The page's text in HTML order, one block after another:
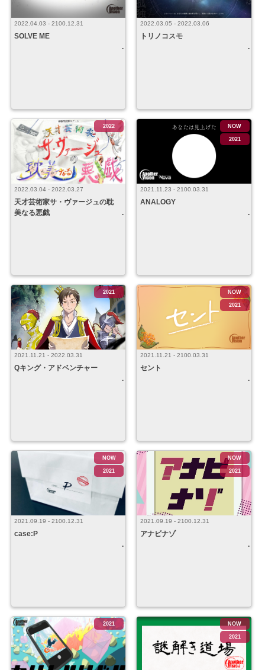
2022.04.03 - 2100.12.31
SOLVE ME
2022.03.05 - 2022.03.06
トリノコスモ
2022.03.04 - 2022.03.27
天才芸術家サ・ヴァージュの耽
美なる悪戯
2022
2021.11.23 - 2100.03.31
ANALOGY
NOW
2021
2021.11.21 - 2022.03.31
Qキング・アドベンチャー
2021
2021.11.21 - 2100.03.31
セント
NOW
2021
2021.09.19 - 2100.12.31
case:P
NOW
2021
2021.09.19 - 2100.12.31
アナビナゾ
NOW
2021
2021 NOW
2021